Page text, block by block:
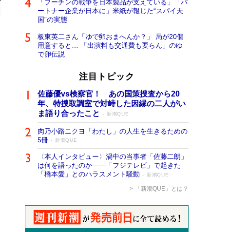
「プーチンの戦争を日本製品が支えている」「パ
ートナー企業が日本に」米紙が報じた“スパイ天
国”の実態
板東英二さん「ゆで卵おまへんか？」 局が20個
用意すると… 「出演料も交通費も要らん」のゆ
で卵伝説
注目トピック
佐藤優vs検察官！ あの国策捜査から20
年、特捜取調室で対峙した因縁の二人がい
ま語り合ったこと
新潮QUE
肉乃小路ニクヨ「わたし」の人生を生きるための
5冊
新潮QUE
〈本人インタビュー〉渦中の当事者「佐藤二朗」
は何を語ったのか――「フジテレビ」で起きた
「橋本愛」とのハラスメント騒動
新潮QUE
「新潮QUE」とは？